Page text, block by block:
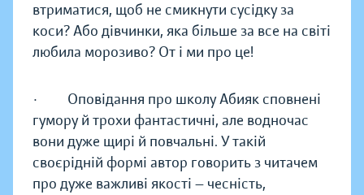
втриматися, щоб не смикнути сусідку за
коси? Або дівчинки, яка більше за все на світі
любила морозиво? От і ми про це!
· Оповідання про школу Абияк сповнені
гумору й трохи фантастичні, але водночас
вони дуже щирі й повчальні. У такій
своєрідній формі автор говорить з читачем
про дуже важливі якості — чесність,